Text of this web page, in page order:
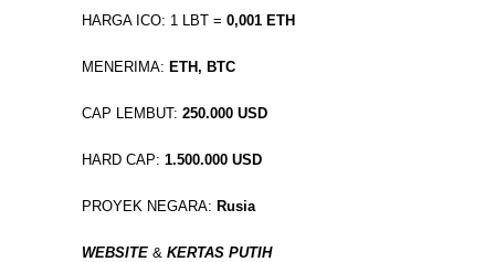
HARGA ICO: 1 LBT = 0,001 ETH
MENERIMA: ETH, BTC
CAP LEMBUT: 250.000 USD
HARD CAP: 1.500.000 USD
PROYEK NEGARA: Rusia
WEBSITE & KERTAS PUTIH